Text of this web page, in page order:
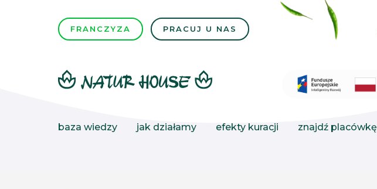
FRANCZYZA PRACUJ U NAS
baza wiedzy jak działamy efekty kuracji znajdź placówkę